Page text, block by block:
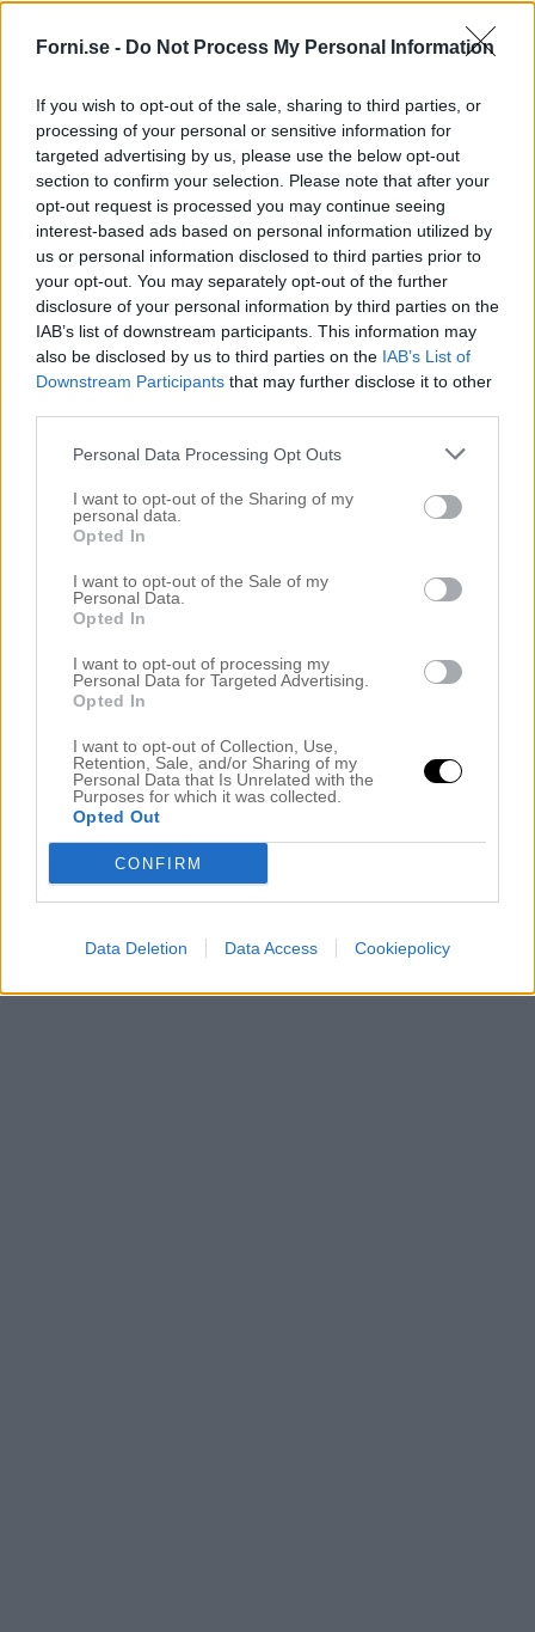
Forni.se - Do Not Process My Personal Information
If you wish to opt-out of the sale, sharing to third parties, or
processing of your personal or sensitive information for
targeted advertising by us, please use the below opt-out
section to confirm your selection. Please note that after your
opt-out request is processed you may continue seeing
interest-based ads based on personal information utilized by
us or personal information disclosed to third parties prior to
your opt-out. You may separately opt-out of the further
disclosure of your personal information by third parties on the
IAB’s list of downstream participants. This information may
also be disclosed by us to third parties on the IAB’s List of
Downstream Participants that may further disclose it to other
Personal Data Processing Opt Outs
I want to opt-out of the Sharing of my
personal data.
Opted In
I want to opt-out of the Sale of my
Personal Data.
Opted In
I want to opt-out of processing my
Personal Data for Targeted Advertising.
Opted In
I want to opt-out of Collection, Use,
Retention, Sale, and/or Sharing of my
Personal Data that Is Unrelated with the
Purposes for which it was collected.
Opted Out
CONFIRM
Data Deletion Data Access Cookiepolicy